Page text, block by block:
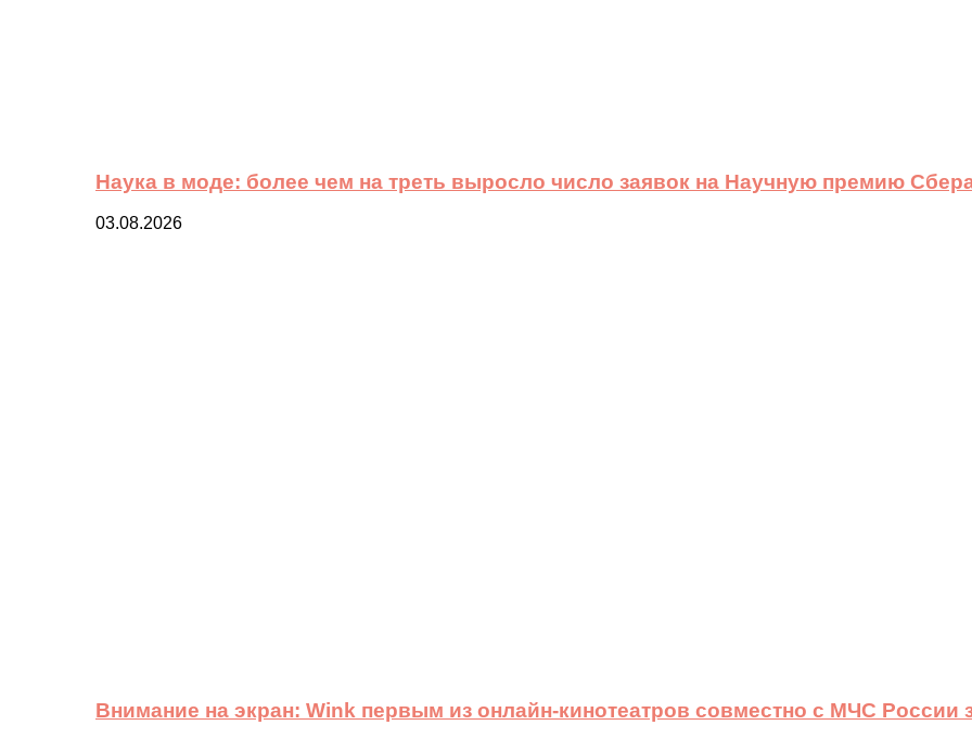
Наука в моде: более чем на треть выросло число заявок на Научную премию
03.08.2026
Внимание на экран: Wink первым из онлайн-кинотеатров совместно с МЧС России